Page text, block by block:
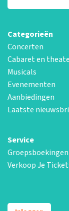
Categorieën
Concerten
Cabaret en
Musicals
Evenementen
Aanbiedingen
Laatste
Service
Groepsboekingen
Verkoop Je